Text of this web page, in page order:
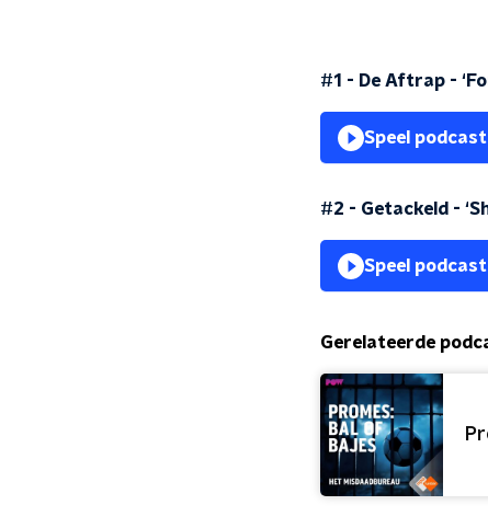
#1 - De Aftrap -
Speel
#2 - Getackeld -
Speel
Gerelateerde